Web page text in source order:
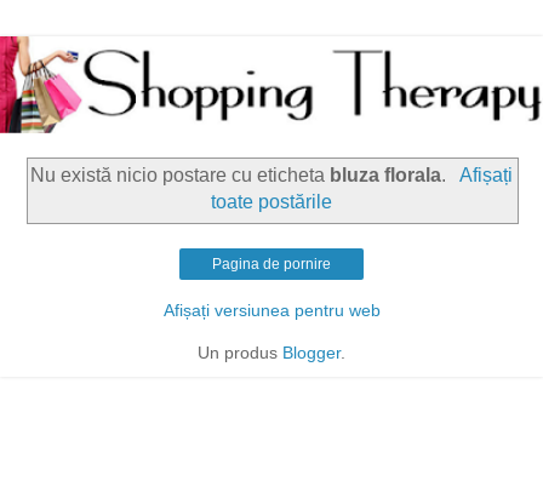
Nu există nicio postare cu eticheta bluza florala.
Afișați
toate postările
Pagina de pornire
Afișați versiunea pentru web
Un produs Blogger.